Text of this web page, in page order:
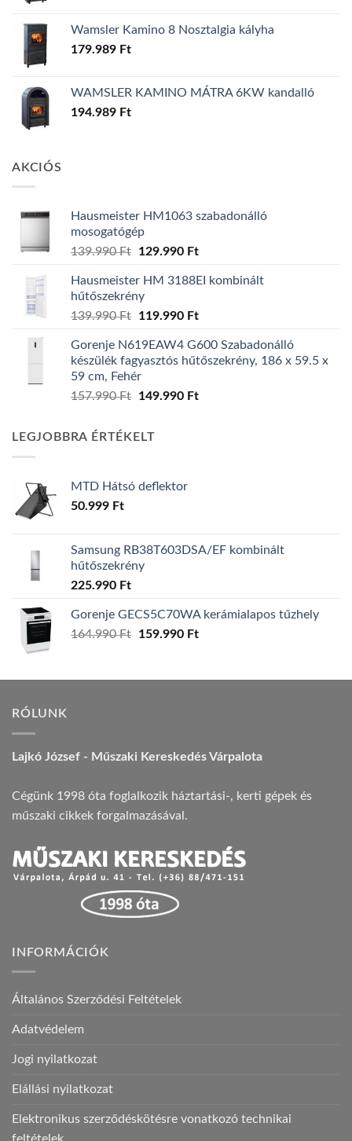
Wamsler Kamino 8 Nosztalgia kályha
179.989 Ft
WAMSLER KAMINO MÁTRA 6KW kandalló
194.989 Ft
AKCIÓS
Hausmeister HM1063 szabadonálló
mosogatógép
139.990Ft
Original
was:
139.990 Ft.
129.990 FtCurrent
is:
Hausmeister HM 3188EI kombinált
hűtőszekrény
139.990Ft
Original
was:
139.990 Ft.
119.990 FtCurrent
is:
119.990 Ft.
Gorenje N619EAW4 G600 Szabadonálló
készülék fagyasztós hűtőszekrény, 186 x 59.5 x
59 cm, Fehér
157.990Ft
Original
157.990 Ft.
149.990 FtCurrent
LEGJOBBRA ÉRTÉKELT
MTD Hátsó deflektor
50.999 Ft
Samsung RB38T603DSA/EF kombinált
hűtőszekrény
225.990 Ft
Gorenje GECS5C70WA kerámialapos tűzhely
164.990Ft
Original
164.990 Ft.
159.990 FtCurrent
159.990 Ft.
RÓLUNK
Lajkó József - Műszaki Kereskedés Várpalota
Cégünk 1998 óta foglalkozik háztartási-, kerti gépek és
műszaki cikkek forgalmazásával.
INFORMÁCIÓK
Általános Szerződési Feltételek
Adatvédelem
Jogi nyilatkozat
Elállási nyilatkozat
Elektronikus szerződéskötésre vonatkozó technikai